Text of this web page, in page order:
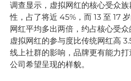
调查显示，虚拟网红的核心受众
性，占了将近 45%，而 13 至 17
网红平均多出两倍，约占核心受众
虚拟网红的参与度比传统网红高
线上社群的影响，品牌更有能力
公司希望呈现的样貌。